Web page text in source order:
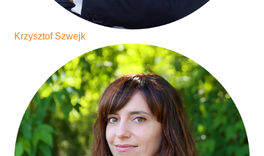
Krzysztof Szwejk